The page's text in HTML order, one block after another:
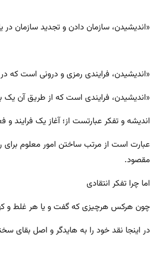
«اندیشیدن، سازمان دادن و تجدید سازمان
«اندیشیدن، فرایندی رمزی و درونی است
«اندیشیدن، فرایندی است که از طریق آن یک
اندیشه و تفکر عبارتست از؛ آغاز یک
عبارت است از مرتب ساختن امور معلوم
مقصود.
اما چرا تفکر انتقادی
چون هرکس هرچیزی که گفت و یا هر غلط و
در اینجا نقد خود را به هایدگر و اصل بقای